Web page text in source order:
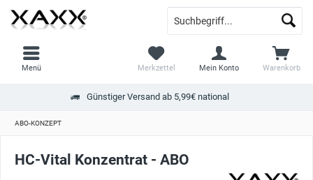
Günstiger Versand ab 5,99€ national
Warenkorb
Merkzettel Mein Konto
Menü
ABO-KONZEPT
HC-Vital Konzentrat - ABO